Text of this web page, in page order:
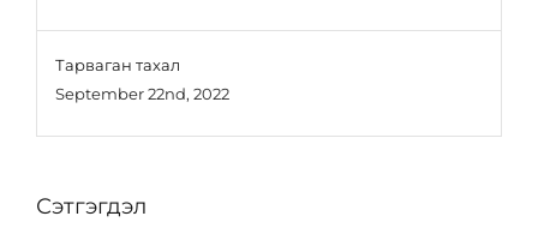
Тарваган тахал
September 22nd, 2022
Сэтгэгдэл